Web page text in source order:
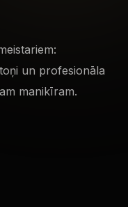
un profesionāla
manikīram.